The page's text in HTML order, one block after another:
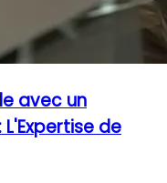
avec un
de